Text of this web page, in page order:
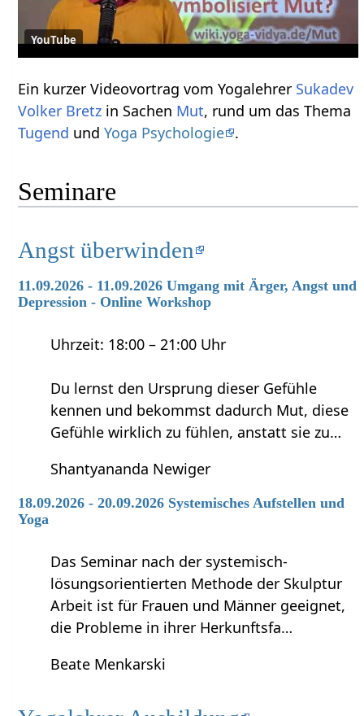
YouTube
Ein kurzer Videovortrag vom Yogalehrer Sukadev
Volker Bretz in Sachen Mut, rund um das Thema
Tugend undYoga Psychologie .
Seminare
Angst überwinden
11.09.2026 - 11.09.2026 Umgang mit Ärger, Angst und
Depression - Online Workshop
Uhrzeit: 18:00 – 21:00 Uhr
Du lernst den Ursprung dieser Gefühle
kennen und bekommst dadurch Mut, diese
Gefühle wirklich zu fühlen, anstatt sie zu…
Shantyananda Newiger
18.09.2026 - 20.09.2026 Systemisches Aufstellen und
Yoga
Das Seminar nach der systemisch-
lösungsorientierten Methode der Skulptur
Arbeit ist für Frauen und Männer geeignet,
die Probleme in ihrer Herkunftsfa…
Beate Menkarski